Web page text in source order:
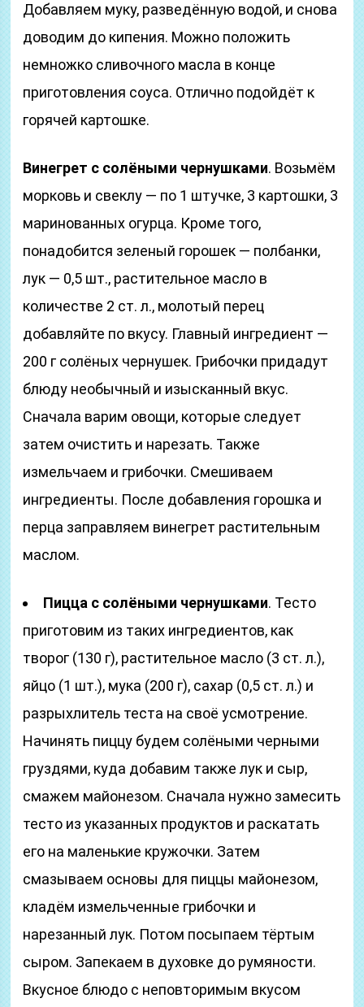
Добавляем муку, разведённую водой, и снова
доводим до кипения. Можно положить
немножко сливочного масла в конце
приготовления соуса. Отлично подойдёт к
горячей картошке.
Винегрет с солёными чернушками. Возьмём
морковь и свеклу — по 1 штучке, 3 картошки, 3
маринованных огурца. Кроме того,
понадобится зеленый горошек — полбанки,
лук — 0,5 шт., растительное масло в
количестве 2 ст. л., молотый перец
добавляйте по вкусу. Главный ингредиент —
200 г солёных чернушек. Грибочки придадут
блюду необычный и изысканный вкус.
Сначала варим овощи, которые следует
затем очистить и нарезать. Также
измельчаем и грибочки. Смешиваем
ингредиенты. После добавления горошка и
перца заправляем винегрет растительным
маслом.
Пицца с солёными чернушками. Тесто
приготовим из таких ингредиентов, как
творог (130 г), растительное масло (3 ст. л.),
яйцо (1 шт.), мука (200 г), сахар (0,5 ст. л.) и
разрыхлитель теста на своё усмотрение.
Начинять пиццу будем солёными черными
груздями, куда добавим также лук и сыр,
смажем майонезом. Сначала нужно замесить
тесто из указанных продуктов и раскатать
его на маленькие кружочки. Затем
смазываем основы для пиццы майонезом,
кладём измельченные грибочки и
нарезанный лук. Потом посыпаем тёртым
сыром. Запекаем в духовке до румяности.
Вкусное блюдо с неповторимым вкусом